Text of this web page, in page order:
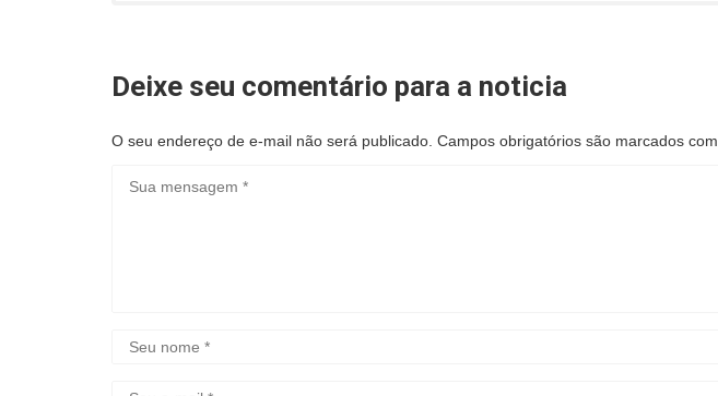
Deixe seu comentário para a noticia
O seu endereço de e-mail não será publicado. Campos obrigatórios são marcados com